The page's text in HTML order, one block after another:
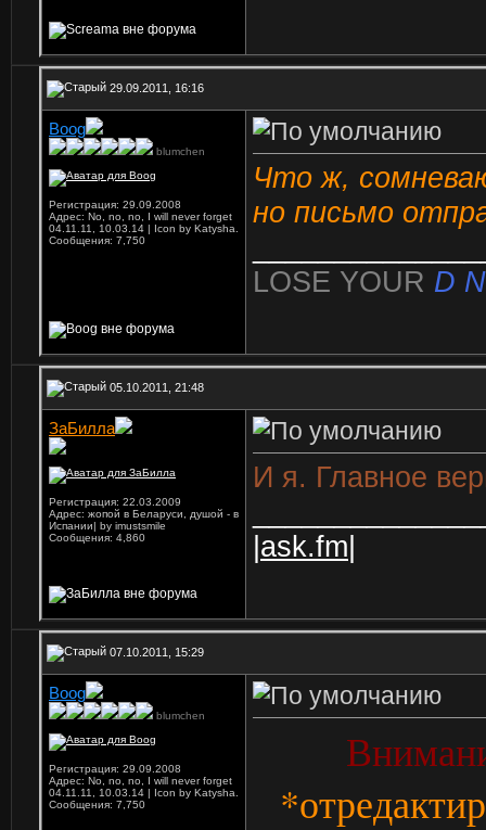
29.09.2011, 16:16
Boog
blumchen
Регистрация: 29.09.2008
Адрес: No, no, no, I will never forget
04.11.11, 10.03.14 | Icon by Katysha.
Сообщения: 7,750
Что ж,
но письмо
LOSE YOUR D
05.10.2011, 21:48
ЗаБилла
Регистрация: 22.03.2009
Адрес: жопой в Беларуси, душой - в
Испании| by imustsmile
Сообщения: 4,860
И я. Главное
|ask.fm|
07.10.2011, 15:29
Boog
blumchen
Регистрация: 29.09.2008
Адрес: No, no, no, I will never forget
04.11.11, 10.03.14 | Icon by Katysha.
Сообщения: 7,750